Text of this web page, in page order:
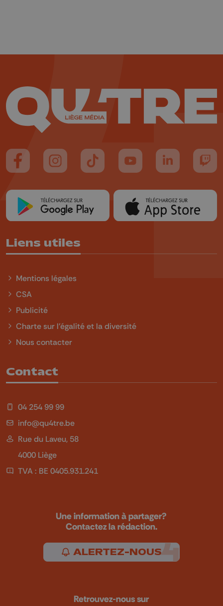
Suivez-nous sur FaceBook
Suivez-nous sur Instagram
Suivez-nous sur TikTok
Suivez-nous sur YouTube
Suivez-nous
Liens utiles
Mentions légales
CSA
Publicité
Charte sur l'égalité et la diversité
Nous contacter
Contact
04 254 99 99
info@qu4tre.be
Rue du Laveu, 58
4000 Liège
TVA : BE 0405.931.241
Une information à partager?
Contactez la rédaction.
ALERTEZ-NOUS
Retrouvez-nous sur